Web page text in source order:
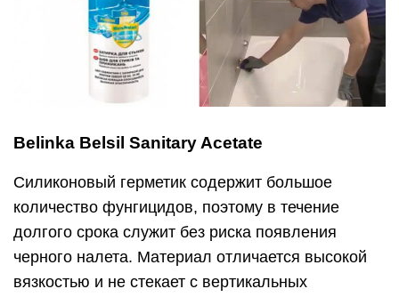
Belinka Belsil Sanitary Acetate
Силиконовый герметик содержит большое
количество фунгицидов, поэтому в течение
долгого срока служит без риска появления
черного налета. Материал отличается высокой
вязкостью и не стекает с вертикальных